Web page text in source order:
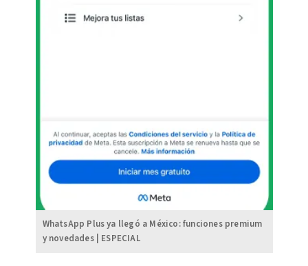
WhatsApp Plus ya llegó a México: funciones premium
y novedades | ESPECIAL